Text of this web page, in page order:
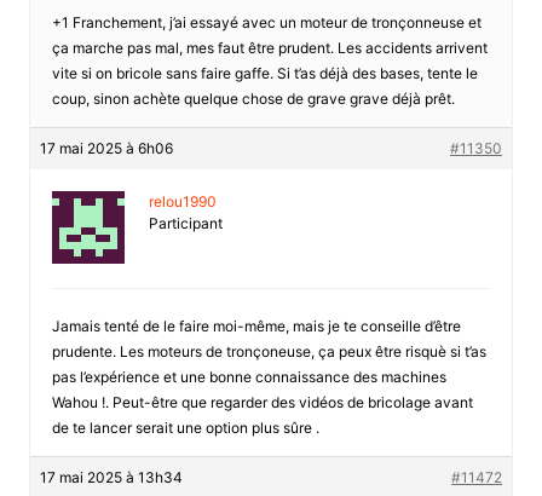
+1 Franchement, j’ai essayé avec un moteur de tronçonneuse et
ça marche pas mal, mes faut être prudent. Les accidents arrivent
vite si on bricole sans faire gaffe. Si t’as déjà des bases, tente le
coup, sinon achète quelque chose de grave grave déjà prêt.
17 mai 2025 à 6h06 #11350
relou1990
Participant
Jamais tenté de le faire moi-même, mais je te conseille d’être
prudente. Les moteurs de tronçoneuse, ça peux être risquè si t’as
pas l’expérience et une bonne connaissance des machines
Wahou !. Peut-être que regarder des vidéos de bricolage avant
de te lancer serait une option plus sûre .
17 mai 2025 à 13h34 #11472